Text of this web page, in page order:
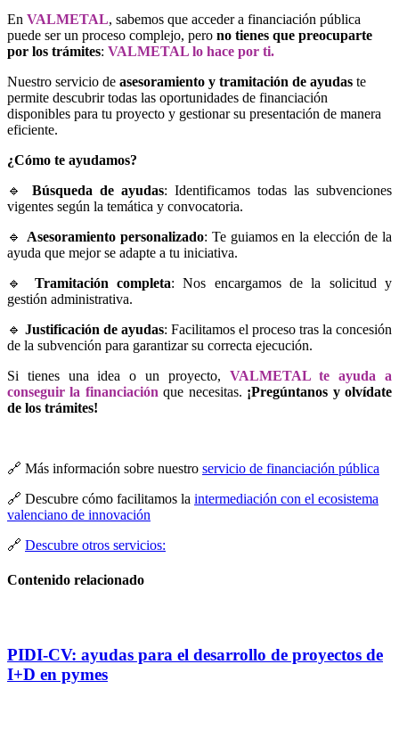
En VALMETAL, sabemos que acceder a financiación pública
puede ser un proceso complejo, pero no tienes que preocuparte
por los trámites: VALMETAL lo hace por ti.
Nuestro servicio de asesoramiento y tramitación de ayudas te
permite descubrir todas las oportunidades de financiación
disponibles para tu proyecto y gestionar su presentación de manera
eficiente.
¿Cómo te ayudamos?
🔹 Búsqueda de ayudas: Identificamos todas las subvenciones
vigentes según la temática y convocatoria.
🔹 Asesoramiento personalizado: Te guiamos en la elección de la
ayuda que mejor se adapte a tu iniciativa.
🔹 Tramitación completa: Nos encargamos de la solicitud y
gestión administrativa.
🔹 Justificación de ayudas: Facilitamos el proceso tras la concesión
de la subvención para garantizar su correcta ejecución.
Si tienes una idea o un proyecto, VALMETAL te ayuda a
conseguir la financiación que necesitas. ¡Pregúntanos y olvídate
de los trámites!
🔗 Más información sobre nuestro servicio de financiación pública
🔗 Descubre cómo facilitamos la intermediación con el ecosistema
valenciano de innovación
🔗 Descubre otros servicios:
Contenido relacionado
PIDI-CV: ayudas para el desarrollo de proyectos de
I+D en pymes